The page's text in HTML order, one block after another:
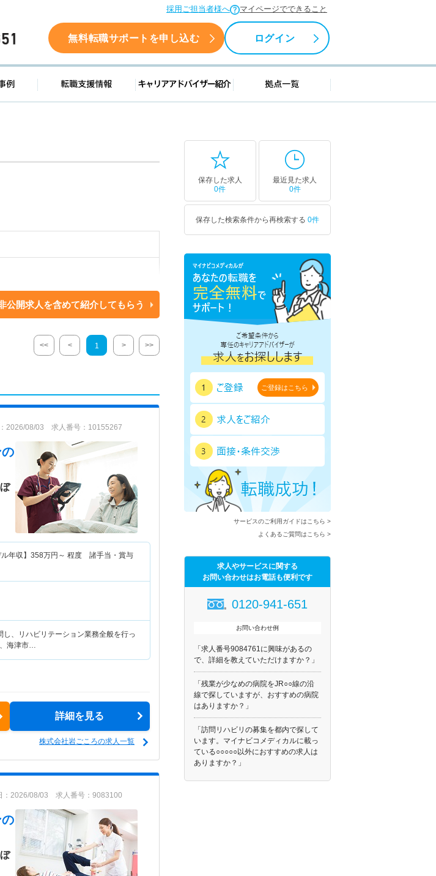
採用ご担当者様へ マイページでできること
0120-941-651 無料転職サポートを申し込む ログイン
転職成功事例 転職支援情報 キャリアアドバイザー紹介 拠点一覧
公開求人を含めて紹介してもらう
<< < 1 > >>
2026/08/03 求人番号：10155267
の
年収】 358万円～ 程度 諸手当・賞与
し、リハビリテーション業務全般を行っ
海津市…
詳細を見る
株式会社岩ごころの求人一覧
：2026/08/03 求人番号：9083100
の
保存した求人
0件
最近見た求人
0件
保存した検索条件から再検索する 0件
ご登録はこちら
サービスのご利用ガイドはこちら >
よくあるご質問はこちら >
求人やサービスに関する
お問い合わせはお電話も便利です
0120-941-651
お問い合わせ例
「求人番号9084761に興味があるの
で、詳細を教えていただけますか？」
「残業が少なめの病院をJR○○線の沿
線で探していますが、おすすめの病院
はありますか？」
「訪問リハビリの募集を都内で探して
います。マイナビコメディカルに載っ
ている○○○○○以外におすすめの求人は
ありますか？」